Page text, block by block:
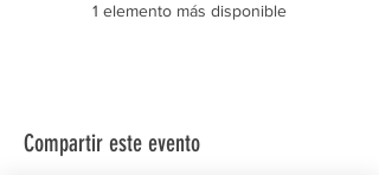
1 elemento más disponible
Compartir este evento